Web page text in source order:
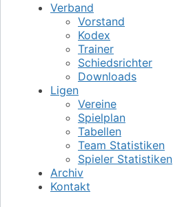
Verband
Vorstand
Kodex
Trainer
Schiedsrichter
Downloads
Ligen
Vereine
Spielplan
Tabellen
Team Statistiken
Spieler Statistiken
Archiv
Kontakt